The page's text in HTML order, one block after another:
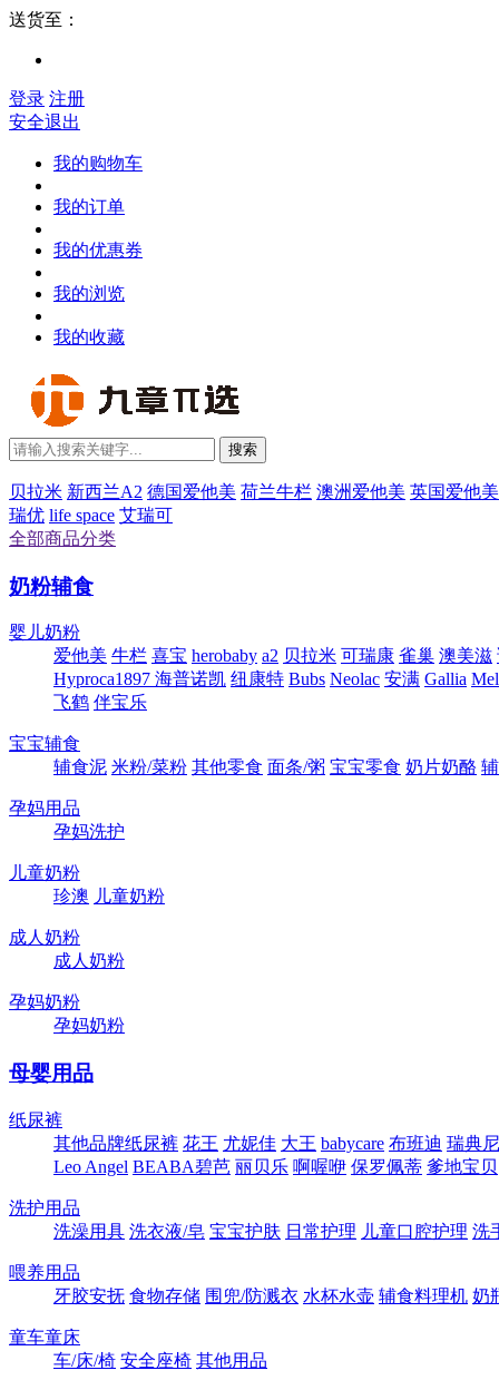
送货至：
登录 注册
安全退出
我的购物车
我的订单
我的优惠券
我的浏览
我的收藏
搜索
贝拉米 新西兰A2 德国爱他美 荷兰牛栏 澳洲爱他美 英国爱他美
瑞优 life space 艾瑞可
全部商品分类
奶粉辅食
婴儿奶粉
爱他美 牛栏 喜宝 herobaby a2 贝拉米 可瑞康 雀巢 澳美滋
Hyproca1897 海普诺凯 纽康特 Bubs Neolac 安满 Gallia
飞鹤 伴宝乐
宝宝辅食
辅食泥 米粉/菜粉 其他零食 面条/粥 宝宝零食 奶片奶酪
孕妈用品
孕妈洗护
儿童奶粉
珍澳 儿童奶粉
成人奶粉
成人奶粉
孕妈奶粉
孕妈奶粉
母婴用品
纸尿裤
其他品牌纸尿裤 花王 尤妮佳 大王 babycare 布班迪 瑞典
Leo Angel BEABA碧芭 丽贝乐 啊喔咿 保罗佩蒂 爹地宝贝
洗护用品
洗澡用具 洗衣液/皂 宝宝护肤 日常护理 儿童口腔护理 洗
喂养用品
牙胶安抚 食物存储 围兜/防溅衣 水杯水壶 辅食料理机 奶
童车童床
车/床/椅 安全座椅 其他用品